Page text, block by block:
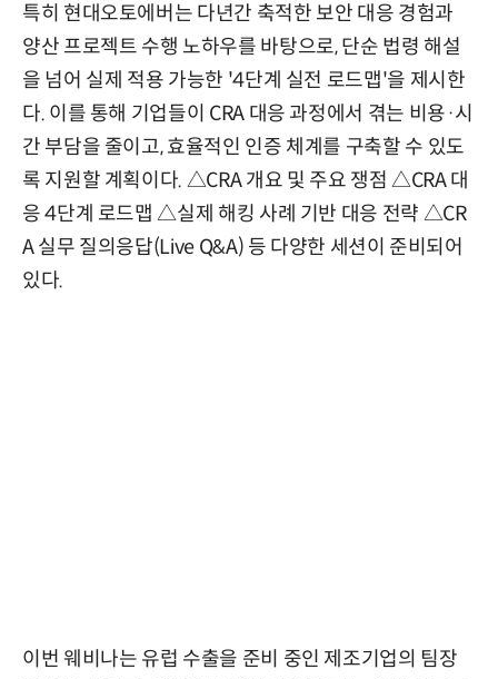
특히 현대오토에버는 다년간 축적한 보안 대응 경험과
양산 프로젝트 수행 노하우를 바탕으로, 단순 법령 해설
을 넘어 실제 적용 가능한 '4단계 실전 로드맵'을 제시한
다. 이를 통해 기업들이 CRA 대응 과정에서 겪는 비용·시
간 부담을 줄이고, 효율적인 인증 체계를 구축할 수 있도
록 지원할 계획이다. △CRA 개요 및 주요 쟁점 △CRA 대
응 4단계 로드맵 △실제 해킹 사례 기반 대응 전략 △CR
A 실무 질의응답(Live Q&A) 등 다양한 세션이 준비되어
있다.
이번 웨비나는 유럽 수출을 준비 중인 제조기업의 팀장